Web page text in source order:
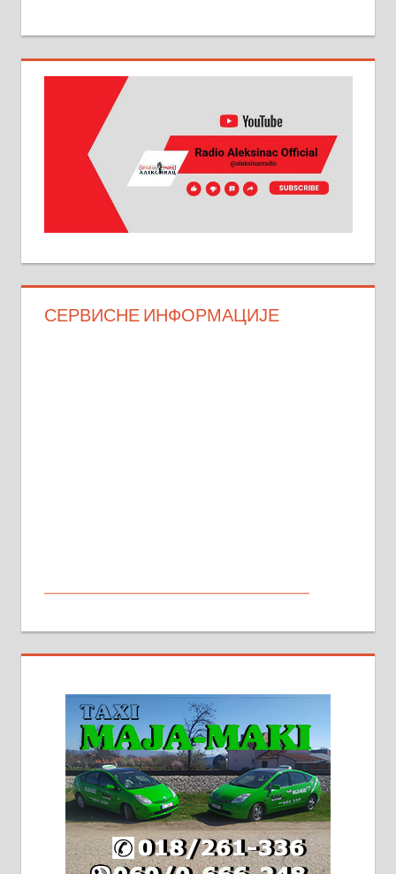
СЕРВИСНЕ ИНФОРМАЦИЈЕ
стамбене целине једна уз другу.
2х150м2, две гараже, централно
грејање на гас и дрва. Две
адресе. 063/71-74-023
Издајем комплетно опремљену
халу на Житковачком путу, на
плацу површине око 7 ари.
064/321-80-51; 063/102-35-25